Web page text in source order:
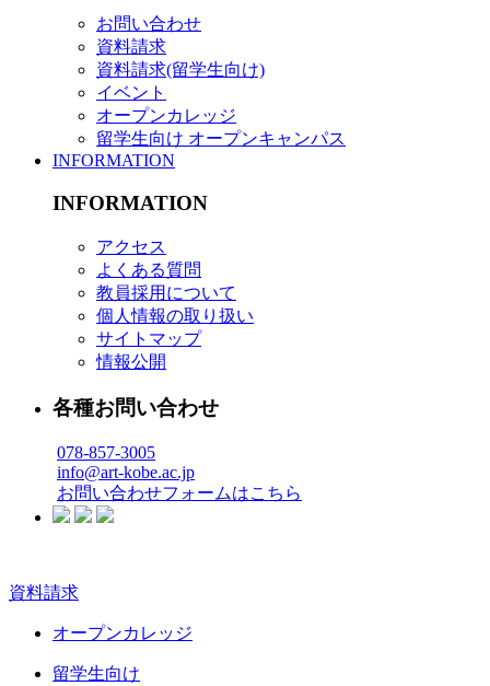
お問い合わせ
資料請求
資料請求(留学生向け)
イベント
オープンカレッジ
留学生向け オープンキャンパス
INFORMATION
INFORMATION
アクセス
よくある質問
教員採用について
個人情報の取り扱い
サイトマップ
情報公開
各種お問い合わせ
078-857-3005
info@art-kobe.ac.jp
お問い合わせフォームはこちら
資料請求
オープンカレッジ
留学生向け